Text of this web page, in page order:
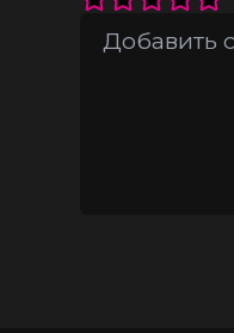
Меры